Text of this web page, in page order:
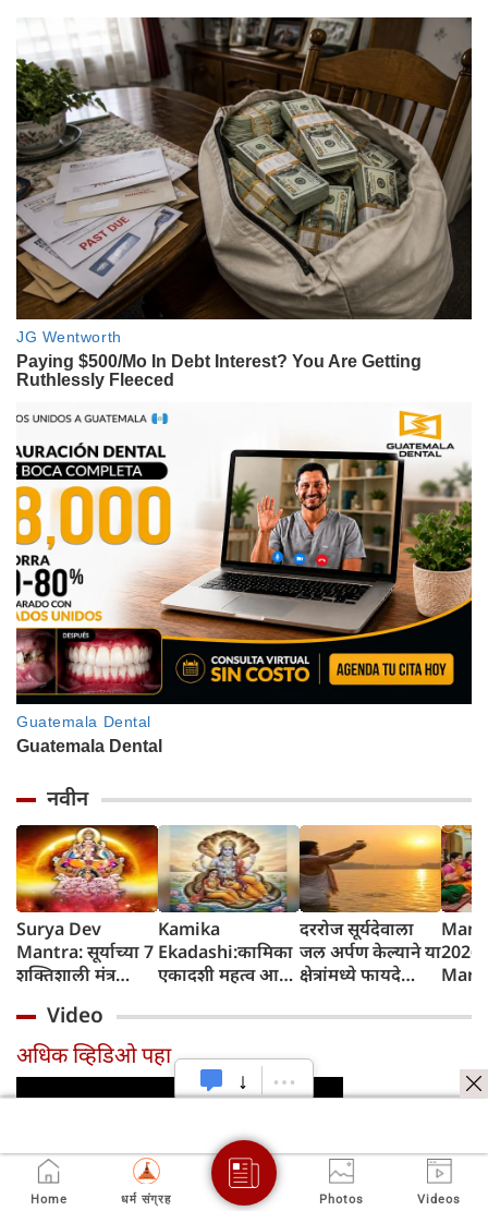
नवीन
Surya Dev
Mantra: सूर्याच्या 7
शक्तिशाली मंत्र
पूर्ण होतात, रविवारी
कोणत्याही एका
मंत्राचा जप करा
Kamika
Ekadashi:कामिका
एकादशी महत्व आणि
दररोज सूर्यदेवाला
जल अर्पण केल्याने या
क्षेत्रांमध्ये फायदे
विशेष महत्त्व
2026
Video
अधिक व्हिडिओ पहा
Home धर्म संग्रह Photos Videos